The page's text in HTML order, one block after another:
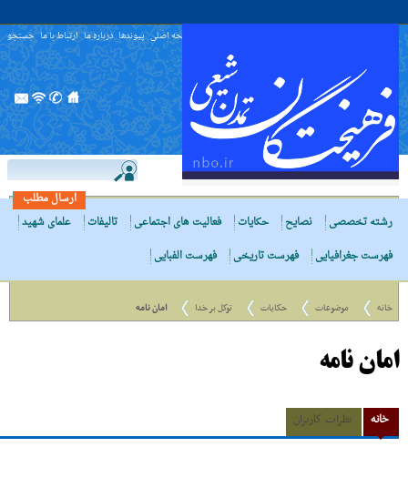
صفحه اصلی پیوندها درباره ما ارتباط با ما جستجو
ارسال مطلب
رشته تخصصی
نصایح حکایات فعالیت های اجتماعی تالیفات
علمای شهید
فهرست جغرافیایی
فهرست تاریخی فهرست الفبایی
خانه موضوعات حکایات توکل بر خدا امان نامه
امان نامه
خانه نظرات کاربران